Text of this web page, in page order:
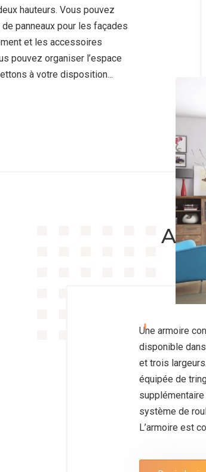
hauteurs. Vous pouvez
panneaux pour les façades
et les accessoires
pouvez organiser l’espace
à votre disposition...
Une armoire
disponible
et trois
équipée de
système de
L’armoire est